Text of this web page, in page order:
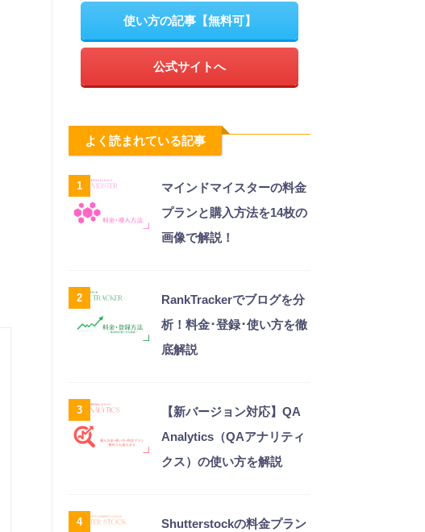
使い方の記事【無料可】
公式サイトへ
よく読まれている記事
1
マインドマイスターの料金
プランと購入方法を14枚の
画像で解説！
2
RankTrackerでブログを分
析！料金･登録･使い方を徹
底解説
3
【新バージョン対応】QA
Analytics（QAアナリティ
クス）の使い方を解説
4
Shutterstockの料金プラン